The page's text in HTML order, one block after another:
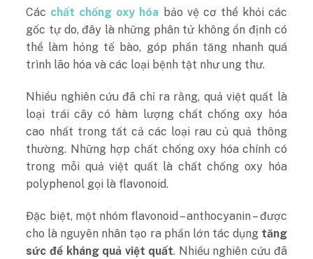
Các chất chống oxy hóa bảo vệ cơ thể khỏi các
gốc tự do, đây là những phân tử không ổn định có
thể làm hỏng tế bào, góp phần tăng nhanh quá
trình lão hóa và các loại bệnh tật như ung thư.
Nhiều nghiên cứu đã chỉ ra rằng, quả việt quất là
loại trái cây có hàm lượng chất chống oxy hóa
cao nhất trong tất cả các loại rau củ quả thông
thường. Những hợp chất chống oxy hóa chính có
trong mỗi quả việt quất là chất chống oxy hóa
polyphenol gọi là flavonoid.
Đặc biệt, một nhóm flavonoid – anthocyanin – được
cho là nguyên nhân tạo ra phần lớn tác dụng tăng
sức đề kháng quả việt quất. Nhiều nghiên cứu đã